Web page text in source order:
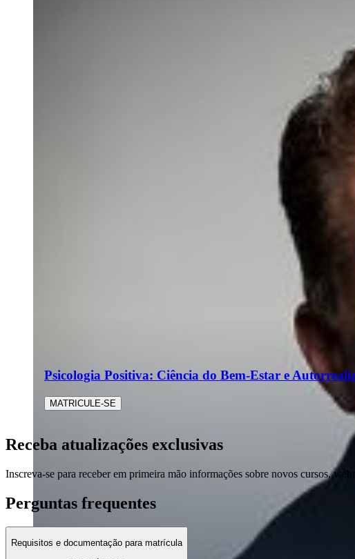
Psicologia Positiva: Ciência do Bem-Estar e
MATRICULE-SE
Receba atualizações exclusivas
Inscreva-se para receber em primeira mão informações sobre novos cursos,
Perguntas frequentes
Requisitos e documentação para matrícula